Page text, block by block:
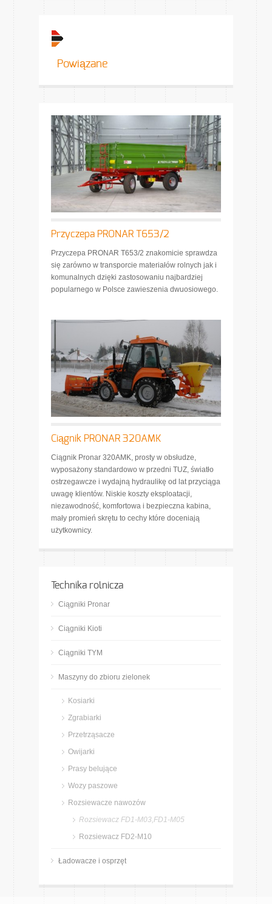
Powiązane
Przyczepa PRONAR T653/2
Przyczepa PRONAR T653/2 znakomicie sprawdza
się zarówno w transporcie materiałów rolnych jak i
komunalnych dzięki zastosowaniu najbardziej
popularnego w Polsce zawieszenia dwuosiowego.
Ciągnik PRONAR 320AMK
Ciągnik Pronar 320AMK, prosty w obsłudze,
wyposażony standardowo w przedni TUZ, światło
ostrzegawcze i wydajną hydraulikę od lat przyciąga
uwagę klientów. Niskie koszty eksploatacji,
niezawodność, komfortowa i bezpieczna kabina,
mały promień skrętu to cechy które doceniają
użytkownicy.
Technika rolnicza
Ciągniki Pronar
Ciągniki Kioti
Ciągniki TYM
Maszyny do zbioru zielonek
Kosiarki
Zgrabiarki
Przetrząsacze
Owijarki
Prasy belujące
Wozy paszowe
Rozsiewacze nawozów
Rozsiewacz FD1-M03,FD1-M05
Rozsiewacz FD2-M10
Ładowacze i osprzęt